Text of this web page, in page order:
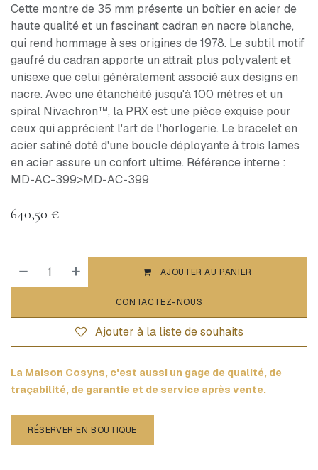
Cette montre de 35 mm présente un boîtier en acier de
haute qualité et un fascinant cadran en nacre blanche,
qui rend hommage à ses origines de 1978. Le subtil motif
gaufré du cadran apporte un attrait plus polyvalent et
unisexe que celui généralement associé aux designs en
nacre. Avec une étanchéité jusqu'à 100 mètres et un
spiral Nivachron™, la PRX est une pièce exquise pour
ceux qui apprécient l'art de l'horlogerie. Le bracelet en
acier satiné doté d'une boucle déployante à trois lames
en acier assure un confort ultime. Référence interne :
MD-AC-399>MD-AC-399
640,50 €
AJOUTER AU PANIER
CONTACTEZ-NOUS
Ajouter à la liste de souhaits
La Maison Cosyns, c'est aussi un gage de qualité, de
traçabilité, de garantie et de service après vente.
RÉSERVER EN BOUTIQUE